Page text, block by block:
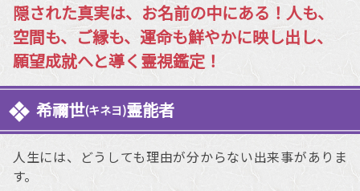
隠された真実は、お名前の中にある！人も、
空間も、ご縁も、運命も鮮やかに映し出し、
願望成就へと導く霊視鑑定！
希禰世(キネヨ)霊能者
人生には、どうしても理由が分からない出来事がありま
す。